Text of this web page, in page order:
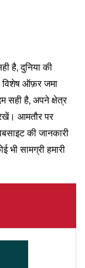
है, दुनिया की
विशेष ऑफ़र जमा
सही है, अपने क्षेत्र
रखें। आमतौर पर
की जानकारी
सामग्री हमारी